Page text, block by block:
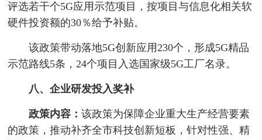
评选若干个5G应用示范项目，按项目与信息化相关软
硬件投资额的30％给予补贴。
该政策带动落地5G创新应用230个，形成5G精品
示范路线5条，24个项目入选国家级5G工厂名录。
八、企业研发投入奖补
政策内容： 该政策为保障企业重大生产经营要素
的政策，推动补齐全市科技创新短板，针对性强、精